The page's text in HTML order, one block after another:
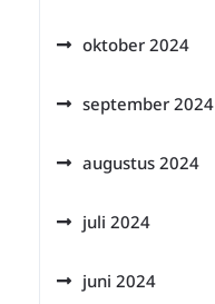
oktober 2024
september 2024
augustus 2024
juli 2024
juni 2024